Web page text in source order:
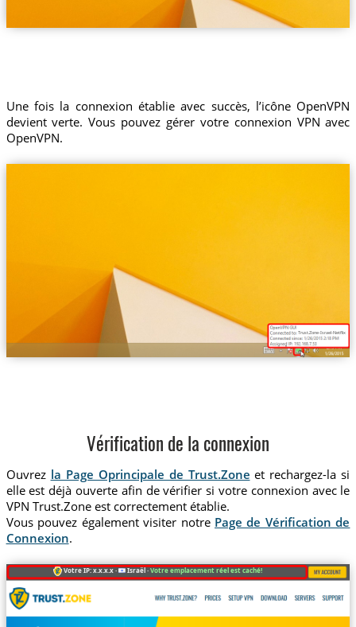
Une fois la connexion établie avec succès, l’icône OpenVPN
devient verte. Vous pouvez gérer votre connexion VPN avec
OpenVPN.
Trust.Zone-Israel-Netflix
Vérification de la connexion
Ouvrez la Page Oprincipale de Trust.Zone et rechargez-la si
elle est déjà ouverte afin de vérifier si votre connexion avec le
VPN Trust.Zone est correctement établie.
Vous pouvez également visiter notre Page de Vérification de
Connexion.
Votre IP: x.x.x.x · Israël ·Votre emplacement réel est caché!